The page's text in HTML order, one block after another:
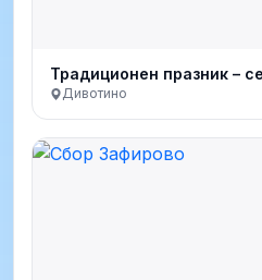
Традиционен празник –
Дивотино